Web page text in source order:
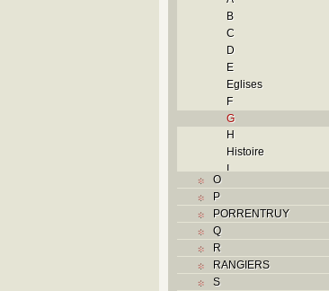
B
C
D
E
Eglises
F
G
H
Histoire
I
M
O
O
P
PORRENTRUY
Q
R
RANGIERS
S